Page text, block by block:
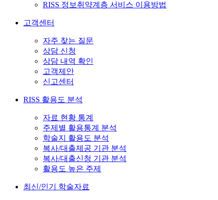
RISS 정보취약계층 서비스 이용방법
고객센터
자주 찾는 질문
상담 신청
상담 내역 확인
고객제안
신고센터
RISS 활용도 분석
자료 현황 통계
주제별 활용통계 분석
학술지 활용도 분석
복사/대출제공 기관 분석
복사/대출신청 기관 분석
활용도 높은 주제
최신/인기 학술자료